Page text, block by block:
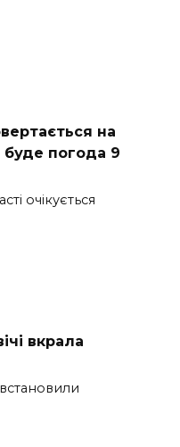
на
погода 9
очікується
вкрала